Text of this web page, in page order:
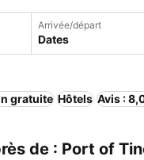
Arrivée/départ
Dates
gratuite Hôtels Avis :
de : Port of